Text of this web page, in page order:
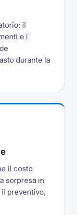
il
e i
durante la
il costo
sorpresa in
preventivo,